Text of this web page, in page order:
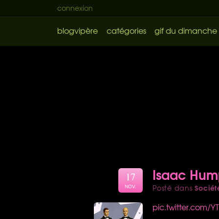
connexion
blogvipère catégories gif du dimanche
Isaac
Posté dans
17
NOV.
pic.twitter.com/